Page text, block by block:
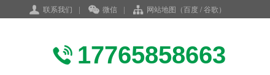
联系我们 | 微信 | 网站地图 （百度/谷歌）
17765858663